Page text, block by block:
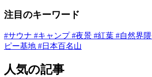
注目のキーワード
#サウナ #キャンプ#夜景 #紅葉 #自然界隈
ピー基地 #日本百名山
人気の記事